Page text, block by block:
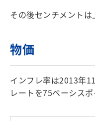
その後センチメント
物価
インフレ率は2013年
レートを75ベーシス